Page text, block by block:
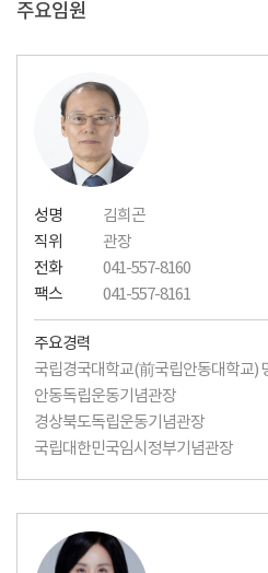
주요임원
성명
김희곤
직위
관장
전화
041-557-8160
팩스
041-557-8161
주요경력
국립경국대학교(前국립안동대학교)
안동독립운동기념관장
경상북도독립운동기념관장
국립대한민국임시정부기념관장